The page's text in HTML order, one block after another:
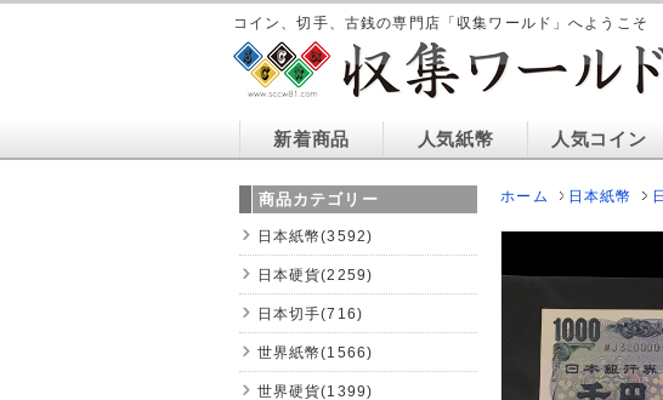
コイン、切手、古銭の専門店「収集ワールド」へようこそ
新着商品 人気紙幣 人気コイン
ホーム 日本紙幣
商品カテゴリー
日本紙幣(3592)
日本硬貨(2259)
日本切手(716)
世界紙幣(1566)
世界硬貨(1399)